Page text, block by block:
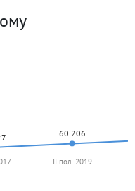
60 206
II пол. 2019